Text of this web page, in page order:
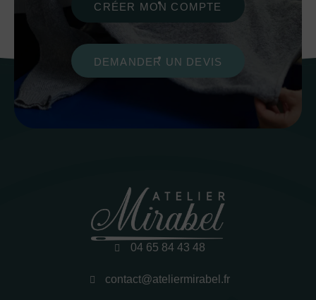
CRÉER MON COMPTE
DEMANDER UN DEVIS
04 65 84 43 48
contact@ateliermirabel.fr